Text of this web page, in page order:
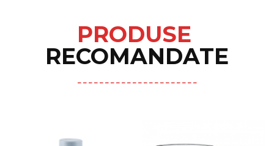
PRODUSE
RECOMANDATE